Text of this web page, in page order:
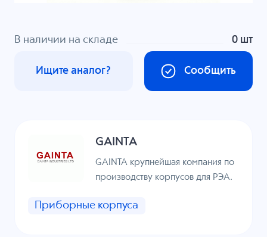
В наличии на складе 0 шт
Сообщить
Ищите аналог?
GAINTA
GAINTA крупнейшая компания по
производству корпусов для РЭА.
Приборные корпуса